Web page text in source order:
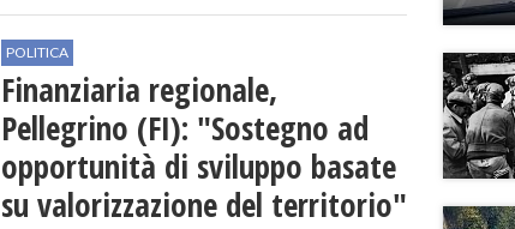
POLITICA
Finanziaria regionale,
Pellegrino (FI): "Sostegno ad
opportunità di sviluppo basate
su valorizzazione del territorio"